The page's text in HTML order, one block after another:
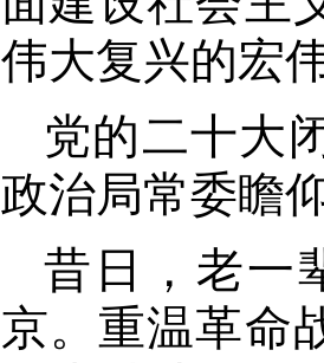
伟大复兴的宏
党的二十大
政治局常委瞻
昔日，老一
京。重温革命